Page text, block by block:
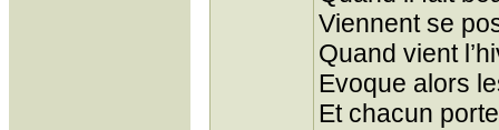
Viennent se
Quand vient
Evoque alors
Et chacun